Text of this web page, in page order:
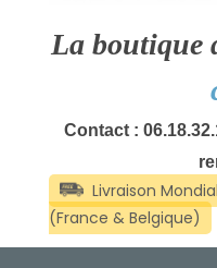
La boutique
Contact :